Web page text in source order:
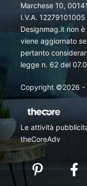
Marchese 10,
I.V.A. 12279101005
Designmag.it non
viene aggiornato
pertanto
legge n. 62 del
Copyright ©2026 -
Le attività
theCoreAdv